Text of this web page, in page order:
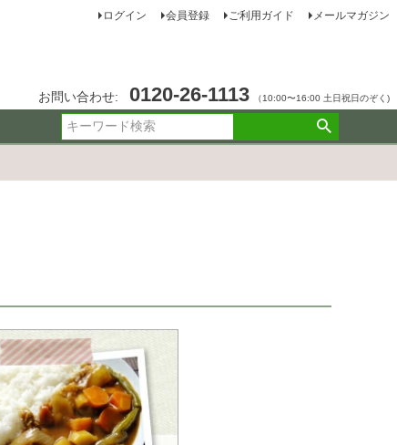
ログイン 会員登録 ご利用ガイド メールマガジン
お問い合わせ: 0120-26-1113 （10:00〜16:00 土日祝日のぞく)